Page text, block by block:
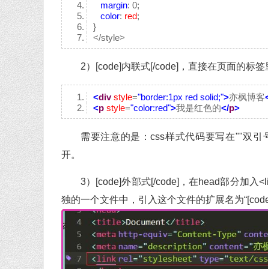
margin: 0;
color: red;
}
</style>
2）[code]内联式[/code]，直接在页面的标签
<div style="border:1px red solid;">亦枫博客
<p style="color:red">我是红色的</p>
需要注意的是：css样式代码要写在""双
开。
3）[code]外部式[/code]，在head部分加入
独的一个文件中，引入这个文件的扩展名为